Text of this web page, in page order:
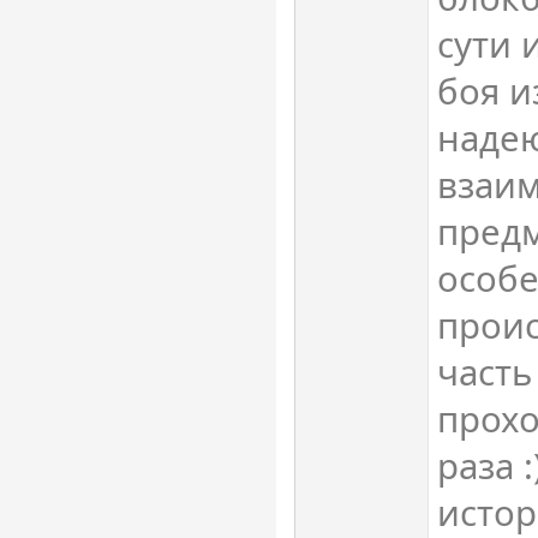
сути
боя
раза